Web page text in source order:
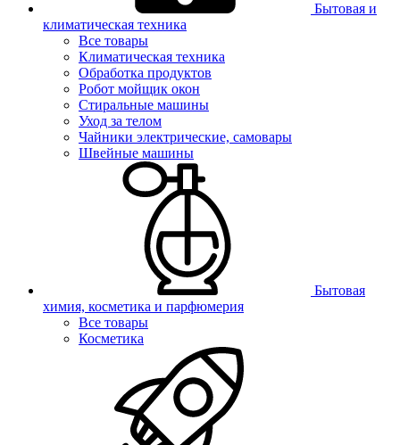
Бытовая и
климатическая техника
Все товары
Климатическая техника
Обработка продуктов
Робот мойщик окон
Стиральные машины
Уход за телом
Чайники электрические, самовары
Швейные машины
Бытовая
химия, косметика и парфюмерия
Все товары
Косметика